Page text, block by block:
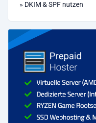
» DKIM & SPF nutzen